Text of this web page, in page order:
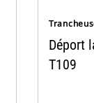
Déport
T109